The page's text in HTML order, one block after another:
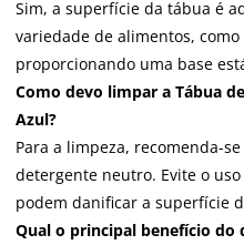
Sim, a superfície da tábua é
variedade de alimentos,
proporcionando uma base
Como devo limpar a Tábua
Azul?
Para a limpeza, recomenda-
detergente neutro. Evite o
podem danificar a superfície
Qual o principal benefício do